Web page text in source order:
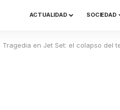
ACTUALIDAD SOCIEDAD
Tragedia en Jet Set: el colapso del